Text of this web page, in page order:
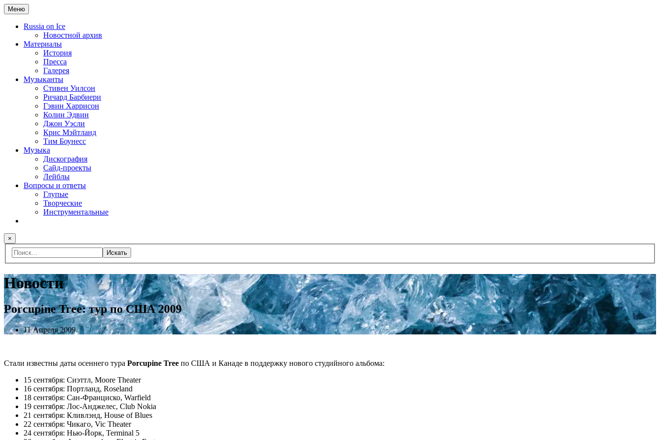
Меню
Russia on Ice
Новостной архив
Материалы
История
Пресса
Галерея
Музыканты
Стивен Уилсон
Ричард Барбиери
Гэвин Харрисон
Колин Эдвин
Джон Уэсли
Крис Мэйтланд
Тим Боунесс
Музыка
Дискография
Сайд-проекты
Лейблы
Вопросы и ответы
Глупые
Творческие
Инструментальные
×
Искать
Новости
Porcupine Tree: тур по США 2009
11 Апреля 2009
Стали известны даты осеннего тура Porcupine Tree по США и Канаде в поддержку нового студийного альбома:
15 сентября: Сиэттл, Moore Theater
16 сентября: Портланд, Roseland
18 сентября: Сан-Франциско, Warfield
19 сентября: Лос-Анджелес, Club Nokia
21 сентября: Кливлэнд, House of Blues
22 сентября: Чикаго, Vic Theater
24 сентября: Нью-Йорк, Terminal 5